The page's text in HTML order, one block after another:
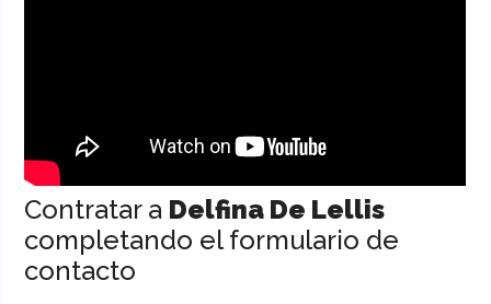
Contratar a Delfina De Lellis
completando el formulario de
contacto